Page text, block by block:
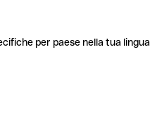
per paese nella tua lingua